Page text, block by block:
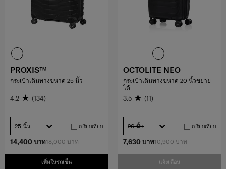
18,000 บาท
14,400 บาท
เพิ่มในรถเข็น
PROXIS™
กระเป๋าเดินทางขนาด 25 นิ้ว
4.2 (134)
25 นิ้ว เปรียบเทียบ
10,900 บาท
7,630 บาท
แจ้งเตือน
OCTOLITE NEO
กระเป๋าเดินทางขนาด 20 นิ้วขยาย
ได้
3.5 (11)
20 นิ้ว เปรียบเทียบ